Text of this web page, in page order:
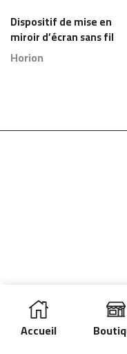
Dispositif de mise en
miroir d’écran sans fil
HG-2S | Horion
Horion
Accueil